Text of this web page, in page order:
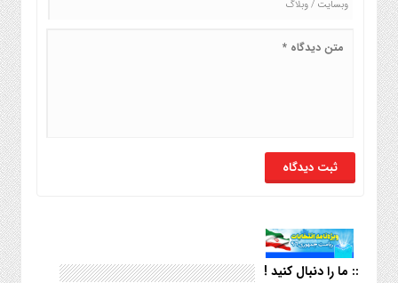
:: ما را دنبال کنید !